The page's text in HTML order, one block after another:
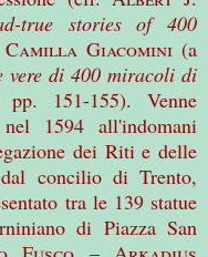
true stories of 400
Camilla Giacomini (a
vere di 400 miracoli di
pp. 151-155). Venne
1594 all'indomani
dei Riti e delle
concilio di Trento,
tra le 139 statue
di Piazza San